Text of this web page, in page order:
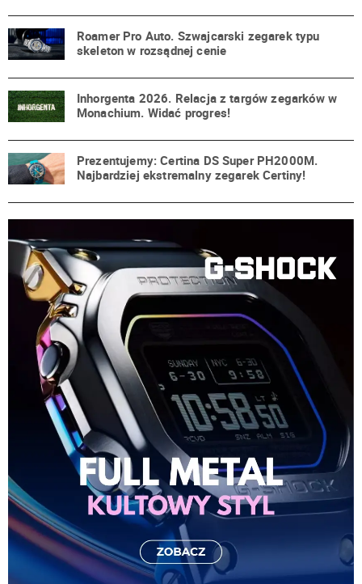
Roamer Pro Auto. Szwajcarski zegarek typu
skeleton w rozsądnej cenie
Inhorgenta 2026. Relacja z targów zegarków w
Monachium. Widać progres!
Prezentujemy: Certina DS Super PH2000M.
Najbardziej ekstremalny zegarek Certiny!